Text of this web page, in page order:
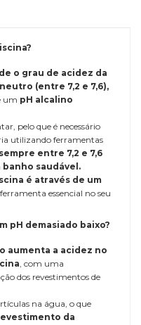
o grau de acidez da
(entre 7,2 e 7,6),
um pH alcalino
pelo que é necessário
utilizando ferramentas
entre 7,2 e 7,6
saudável.
é através de um
essencial no seu
pH demasiado baixo?
aumenta a acidez no
, com uma
dos revestimentos de
na água, o que
da